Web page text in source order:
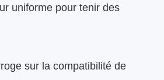
uniforme pour tenir des
sur la compatibilité de